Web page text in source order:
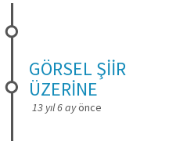
GÖRSEL ŞİİR
ÜZERİNE
13 yıl 6 ayönce